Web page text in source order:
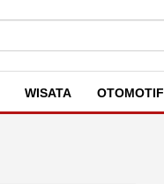
WISATA OTOMOTIF